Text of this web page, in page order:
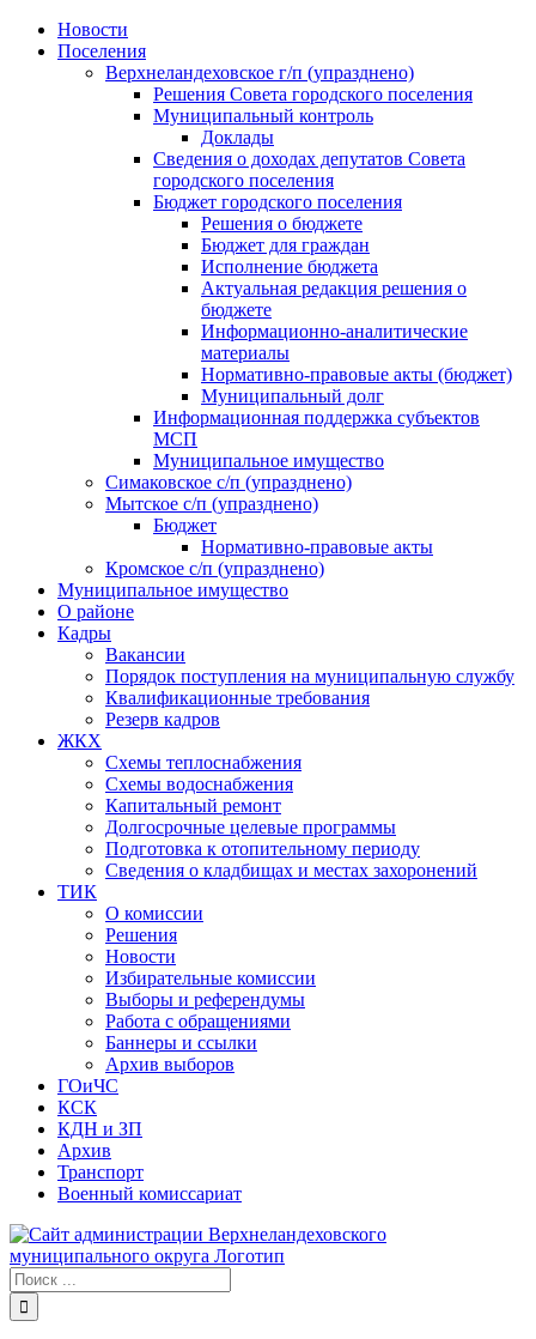
Skip
Новости
Поселения
Верхнеландеховское г/п (упразднено)
Решения Совета городского поселения
Муниципальный контроль
Доклады
Сведения о доходах депутатов Совета
городского поселения
Бюджет городского поселения
Решения о бюджете
Бюджет для граждан
Исполнение бюджета
Актуальная редакция решения о
бюджете
Информационно-аналитические
материалы
Нормативно-правовые акты (бюджет)
Муниципальный долг
Информационная поддержка субъектов
МСП
Муниципальное имущество
Симаковское с/п (упразднено)
Мытское с/п (упразднено)
Бюджет
Нормативно-правовые акты
Кромское с/п (упразднено)
Муниципальное имущество
О районе
Кадры
Вакансии
Порядок поступления на муниципальную службу
Квалификационные требования
Резерв кадров
ЖКХ
Схемы теплоснабжения
Схемы водоснабжения
Капитальный ремонт
Долгосрочные целевые программы
Подготовка к отопительному периоду
Сведения о кладбищах и местах захоронений
ТИК
О комиссии
Решения
Новости
Избирательные комиссии
Выборы и референдумы
Работа с обращениями
Баннеры и ссылки
Архив выборов
ГОиЧС
КСК
КДН и ЗП
Архив
Транспорт
Военный комиссариат
Результат
поиска: